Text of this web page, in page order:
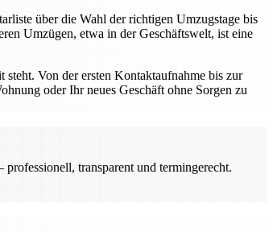
über die Wahl der richtigen Umzugstage bis
Umzügen, etwa in der Geschäftswelt, ist eine
Von der ersten Kontaktaufnahme bis zur
oder Ihr neues Geschäft ohne Sorgen zu
transparent und termingerecht.